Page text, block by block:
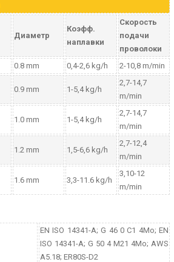
Диаметр
Коэфф.
наплавки
Скорость
подачи
проволоки
0.8 mm 0,4-2,6 kg/h 2-10,8 m/min
0.9 mm 1-5,4 kg/h
2,7-14,7
m/min
1.0 mm 1-5,4 kg/h
2,7-14,7
m/min
1.2 mm 1,5-6,6 kg/h
2,7-12,4
m/min
1.6 mm 3,3-11.6 kg/h
3,10-12
m/min
EN ISO 14341-A; G 46 0 C1 4Mo; EN
ISO 14341-A; G 50 4 M21 4Mo; AWS
A5.18; ER80S-D2